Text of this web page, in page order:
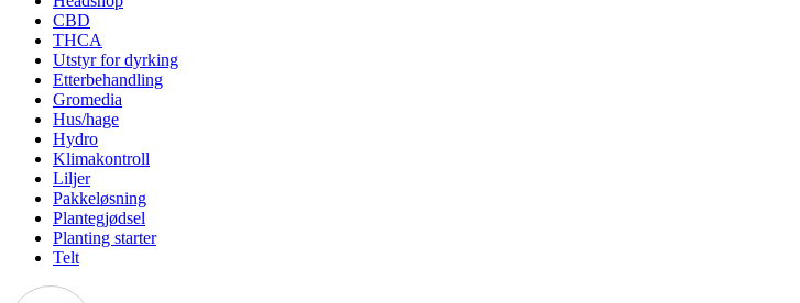
CBD
THCA
Utstyr for dyrking
Etterbehandling
Gromedia
Hus/hage
Hydro
Klimakontroll
Liljer
Pakkeløsning
Plantegjødsel
Planting starter
Telt